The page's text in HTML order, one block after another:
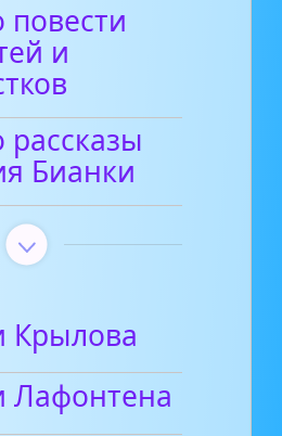
повести
и
рассказы
Бианки
Крылова
Лафонтена